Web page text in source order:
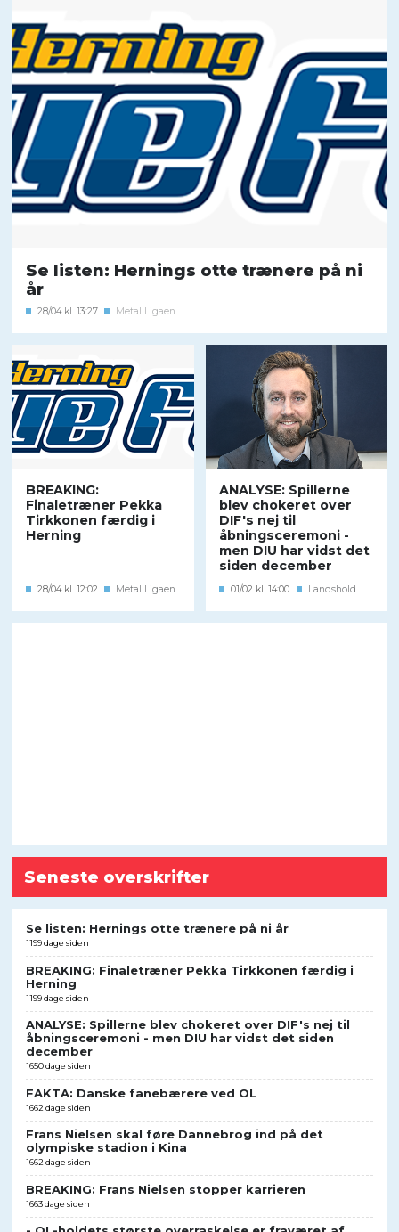
Se listen: Hernings otte trænere på ni
år
28/04 kl. 13:27 Metal Ligaen
BREAKING:
Finaletræner Pekka
Tirkkonen færdig i
Herning
28/04 kl. 12:02 Metal Ligaen
ANALYSE: Spillerne
blev chokeret over
DIF's nej til
åbningsceremoni -
men DIU har vidst det
siden december
01/02 kl. 14:00 Landshold
Seneste overskrifter
Se listen: Hernings otte trænere på ni år
1199 dage siden
BREAKING: Finaletræner Pekka Tirkkonen færdig i
Herning
1199 dage siden
ANALYSE: Spillerne blev chokeret over DIF's nej til
åbningsceremoni - men DIU har vidst det siden
december
1650 dage siden
FAKTA: Danske fanebærere ved OL
1662 dage siden
Frans Nielsen skal føre Dannebrog ind på det
olympiske stadion i Kina
1662 dage siden
BREAKING: Frans Nielsen stopper karrieren
1663 dage siden